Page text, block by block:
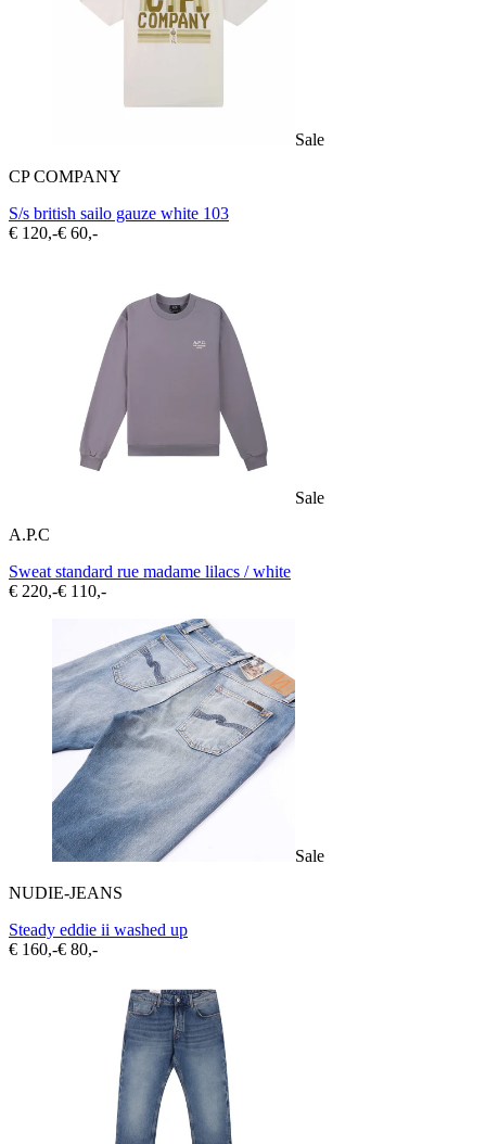
Sale
CP COMPANY
S/s british sailo gauze white 103
€ 120,-€ 60,-
Sale
A.P.C
Sweat standard rue madame lilacs / white
€ 220,-€ 110,-
Sale
NUDIE-JEANS
Steady eddie ii washed up
€ 160,-€ 80,-